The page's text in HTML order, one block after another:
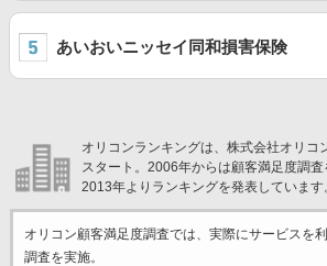
あいおいニッセイ同和損害保険
オリコンランキングは、株式会社オリコ
スタート。2006年からは顧客満足度調査
2013年よりランキングを発表しています
オリコン顧客満足度調査では、実際にサービスを
調査を実施。